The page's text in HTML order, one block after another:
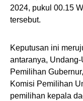
2024, pukul 00.15
tersebut.
Keputusan ini
antaranya,
Pemilihan
Komisi Pemilihan
pemilihan kepala